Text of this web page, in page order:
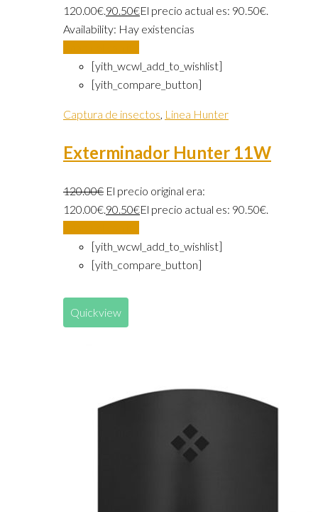
120.00€.90.50€El precio actual es: 90.50€.
Availability: Hay existencias
[yith_wcwl_add_to_wishlist]
[yith_compare_button]
Captura de insectos, Linea Hunter
Exterminador Hunter 11W
120.00€ El precio original era:
120.00€.90.50€El precio actual es: 90.50€.
[yith_wcwl_add_to_wishlist]
[yith_compare_button]
Quickview